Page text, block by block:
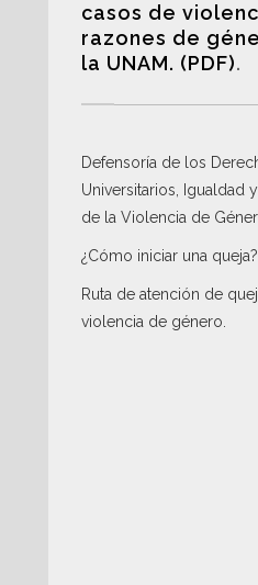
casos de
razones de
la UNAM. (PDF).
Defensoría de los
Universitarios, Igualdad
de la Violencia de
¿Cómo iniciar una queja?
Ruta de atención de
violencia de género